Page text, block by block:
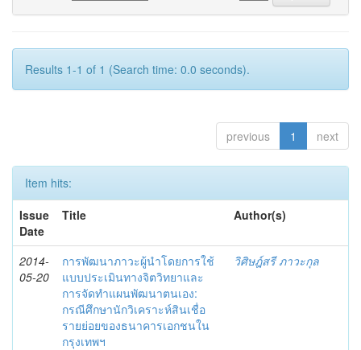
Results 1-1 of 1 (Search time: 0.0 seconds).
previous 1 next
Item hits:
Issue
Date
Title Author(s)
2014-
05-20
การพัฒนาภาวะผู้นำโดยการใช้
แบบประเมินทางจิตวิทยาและ
การจัดทำแผนพัฒนาตนเอง:
กรณีศึกษานักวิเคราะห์สินเชื่อ
รายย่อยของธนาคารเอกชนใน
กรุงเทพฯ
วิศิษฎ์สรี ภาวะกุล